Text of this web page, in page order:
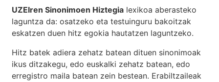
UZEIren Sinonimoen Hiztegia lexikoa aberasteko
laguntza da: osatzeko eta testuinguru bakoitzak
eskatzen duen hitz egokia hautatzen laguntzeko.
Hitz batek adiera zehatz batean dituen sinonimoak
ikus ditzakegu, edo euskalki zehatz batean, edo
erregistro maila batean zein bestean. Erabiltzaileak